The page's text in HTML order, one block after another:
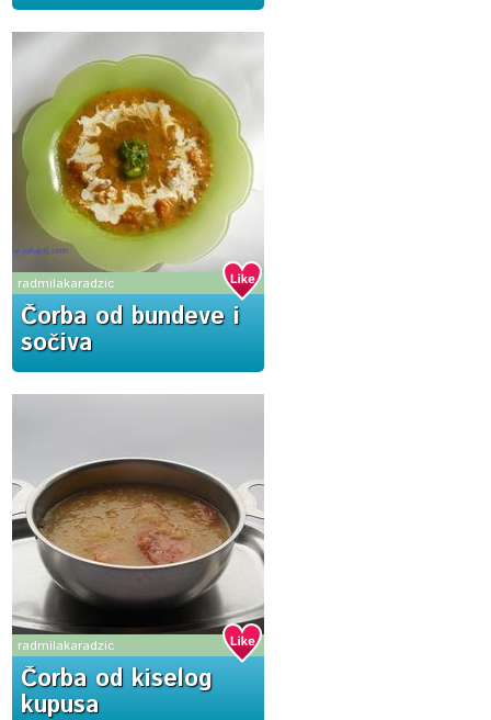
radmilakaradzic
Čorba od bundeve i
sočiva
radmilakaradzic
Čorba od kiselog
kupusa